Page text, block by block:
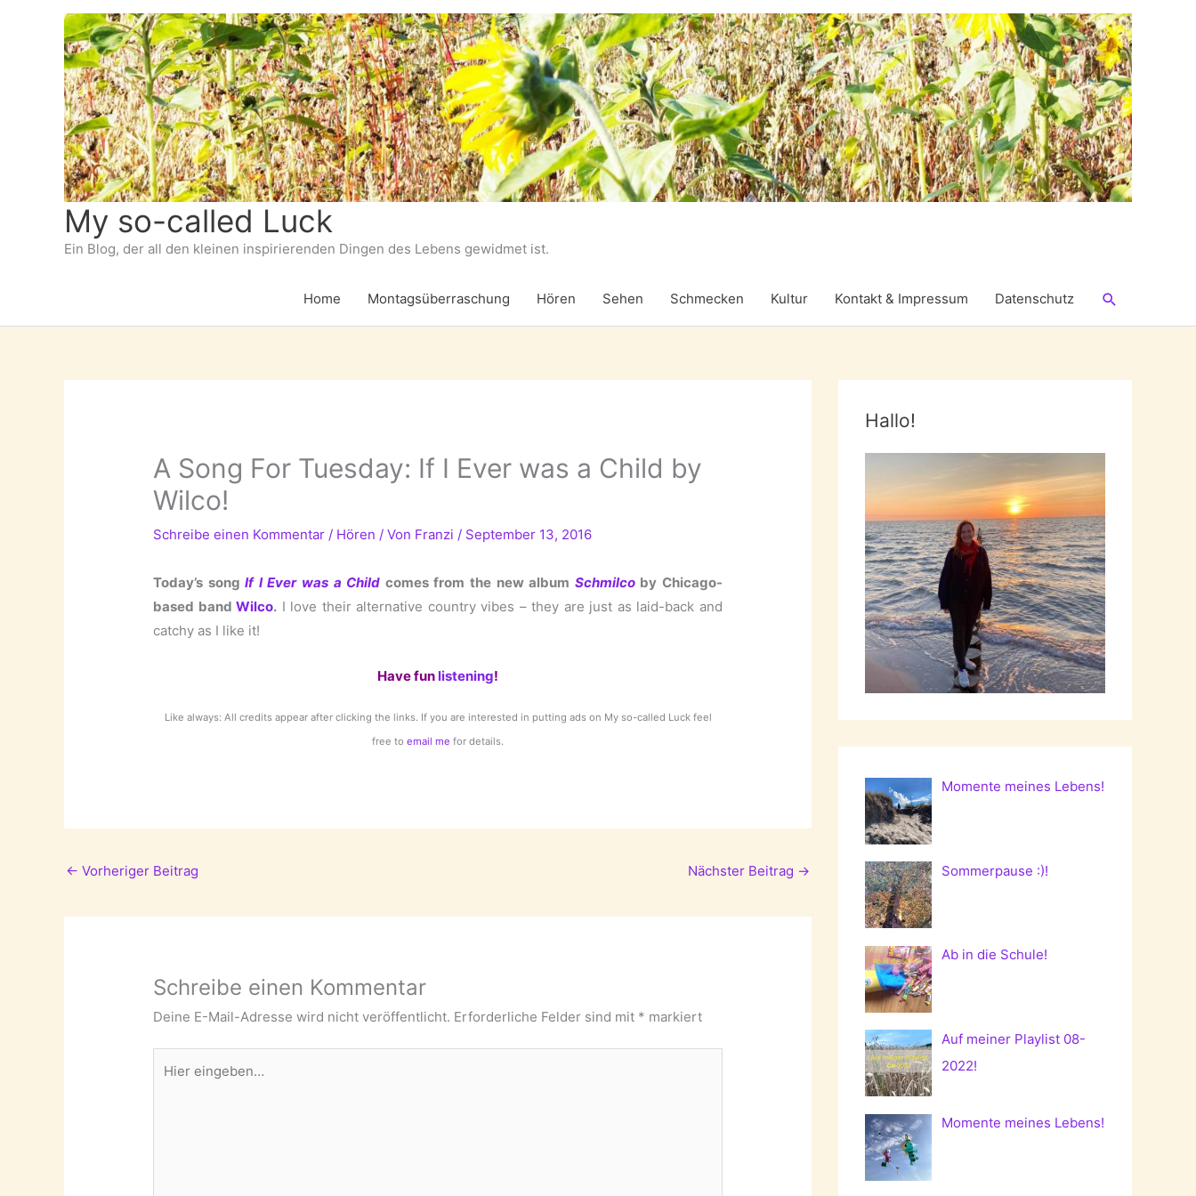
My so-called Luck
Ein Blog, der all den kleinen inspirierenden Dingen des Lebens gewidmet ist.
Home Montagsüberraschung Hören Sehen Schmecken Kultur Kontakt & Impressum Datenschutz Suchen
A Song For Tuesday: If I Ever was a Child by
Wilco!
Schreibe einen Kommentar / Hören / Von Franzi / September 13, 2016
Today’s songIf I Ever was a Child comes from the new album Schmilcoby Chicago-
based bandWilco. I love their alternative country vibes – they are just as laid-back and
catchy as I like it!
Have funlistening!
Like always: All credits appear after clicking the links. If you are interested in putting ads on My so-called Luck feel
free to email me for details.
← Vorheriger Beitrag Nächster Beitrag →
Schreibe einen Kommentar
Deine E-Mail-Adresse wird nicht veröffentlicht. Erforderliche Felder sind mit * markiert
eingeben…
Hallo!
Momente meines Lebens!
Sommerpause :)!
Ab in die Schule!
Auf meiner Playlist 08-
2022!
Momente meines Lebens!